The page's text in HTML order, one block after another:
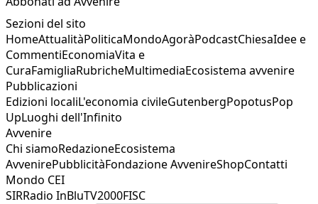
Sezioni del sito
HomeAttualitàPoliticaMondoAgoràPodcastChiesaIdee e
CommentiEconomiaVita e
CuraFamigliaRubricheMultimediaEcosistema avvenire
Pubblicazioni
Edizioni localiL'economia civileGutenbergPopotusPop
UpLuoghi dell'Infinito
Avvenire
Chi siamoRedazioneEcosistema
AvvenirePubblicitàFondazione AvvenireShopContatti
Mondo CEI
SIRRadio InBluTV2000FISC